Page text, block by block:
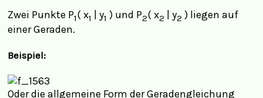
Zwei Punkte P1( x1 | y1 ) und P2( x2 | y2 ) liegen auf
einer Geraden.
Beispiel:
Oder die allgemeine Form der Geradengleichung